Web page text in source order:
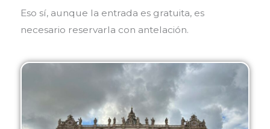
Eso sí, aunque la entrada es gratuita, es
necesario reservarla con antelación.